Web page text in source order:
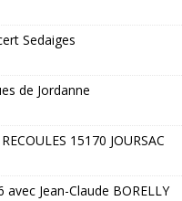
Sedaiges
de Jordanne
15170 JOURSAC
Jean-Claude BORELLY